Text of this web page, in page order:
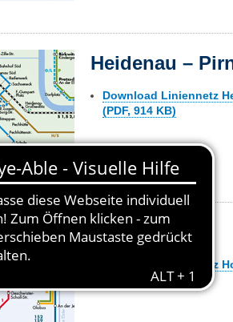
Heidenau –
Download Liniennetz
(PDF, 914 KB)
Hoyerswerda
Download Liniennetz
(PDF, 789 KB)